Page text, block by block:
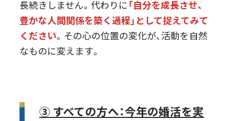
長続きしません。代わりに「自分を成長させ、
豊かな人間関係を築く過程」として捉えてみて
ください。その心の位置の変化が、活動を自然
なものに変えます。
③ すべての方へ：今年の婚活を実